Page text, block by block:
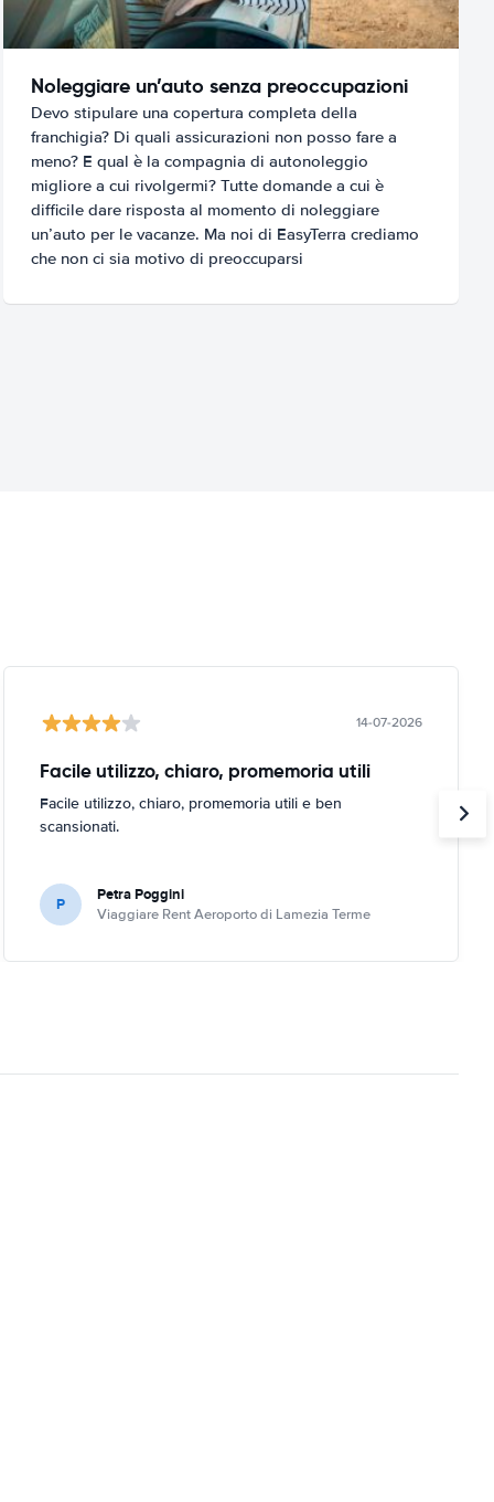
Noleggiare un’auto senza preoccupazioni
Devo stipulare una copertura completa della
franchigia? Di quali assicurazioni non posso fare a
meno? E qual è la compagnia di autonoleggio
migliore a cui rivolgermi? Tutte domande a cui è
difficile dare risposta al momento di noleggiare
un’auto per le vacanze. Ma noi di EasyTerra crediamo
che non ci sia motivo di preoccuparsi
14-07-2026
Facile utilizzo, chiaro, promemoria utili
Facile utilizzo, chiaro, promemoria utili e ben
scansionati.
P Petra Poggini
Viaggiare Rent Aeroporto di Lamezia Terme